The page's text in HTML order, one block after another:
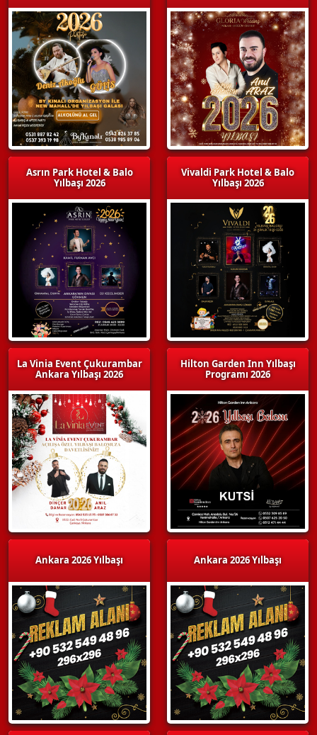
Asrın Park Hotel & Balo
Yılbaşı 2026
La Vinia Event Çukurambar
Ankara Yılbaşı 2026
Ankara 2026 Yılbaşı
Vivaldi Park Hotel & Balo
Yılbaşı 2026
Hilton Garden Inn Yılbaşı
Programı 2026
Ankara 2026 Yılbaşı